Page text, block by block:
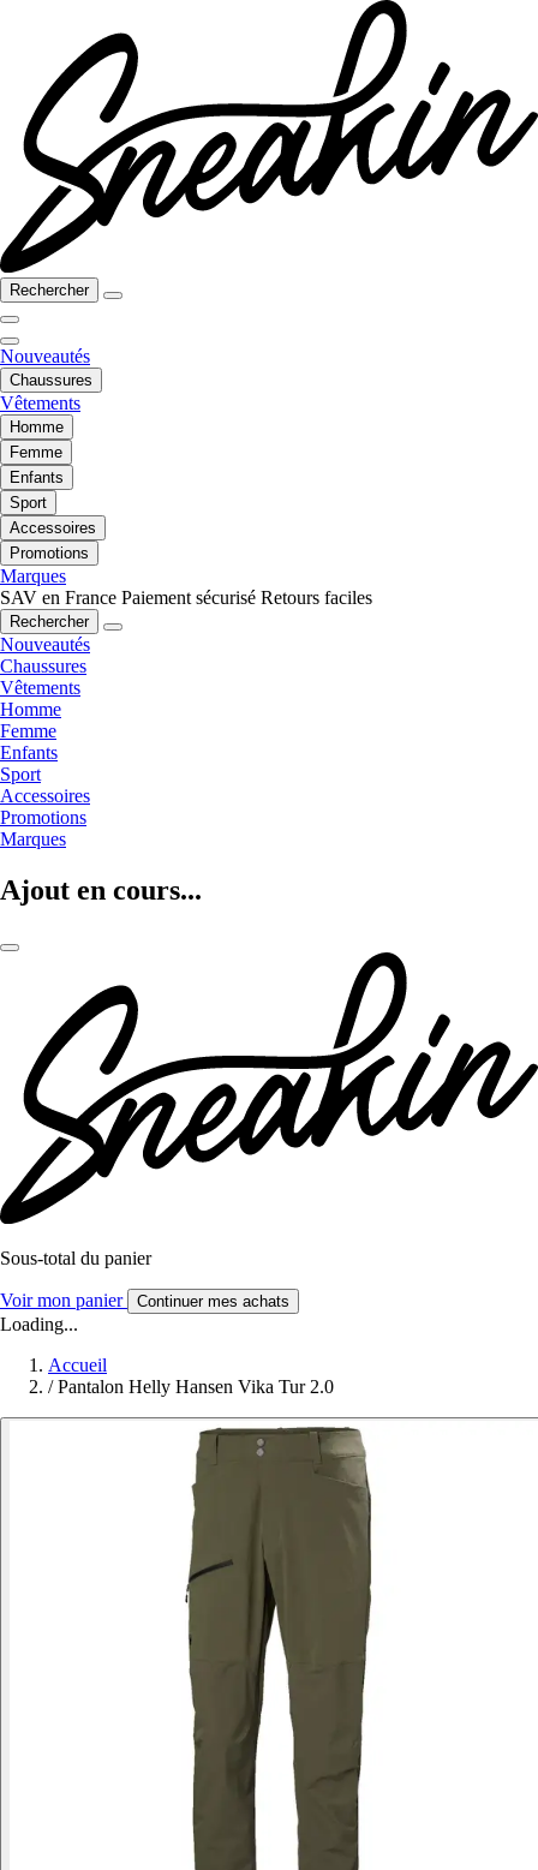
Rechercher
Nouveautés
Chaussures
Vêtements
Homme
Femme
Enfants
Sport
Accessoires
Promotions
Marques
SAV en France Paiement sécurisé Retours faciles
Rechercher
Nouveautés
Chaussures
Vêtements
Homme
Femme
Enfants
Sport
Accessoires
Promotions
Marques
Ajout en cours...
Sous-total du panier
Voir mon panier Continuer mes achats
Loading...
Accueil
/ Pantalon Helly Hansen Vika Tur 2.0